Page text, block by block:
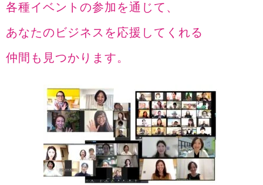
各種イベントの参加を通じて、
あなたのビジネスを応援してくれる
仲間も見つかります。